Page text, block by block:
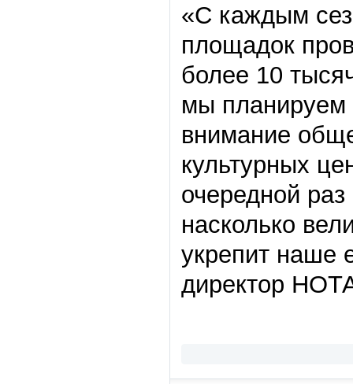
«С каждым
площадок
более 10
мы планируем
внимание
культурных
очередной
насколько
укрепит наше
директор